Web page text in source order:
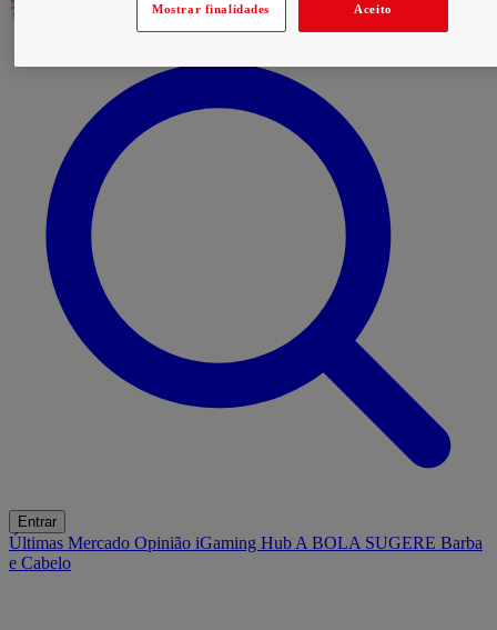
Entrar
Últimas Mercado Opinião iGaming Hub A BOLA SUGERE Barba
e Cabelo
Mostrar finalidades Aceito